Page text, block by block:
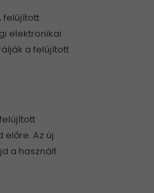
felújított
elektronikai
a felújított
Az új
a használt